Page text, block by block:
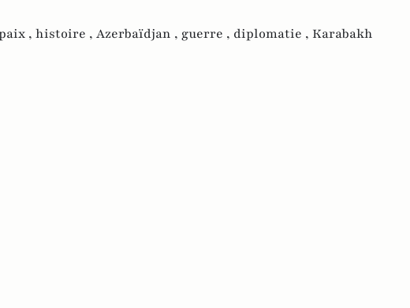
, histoire , Azerbaïdjan , guerre , diplomatie , Karabakh